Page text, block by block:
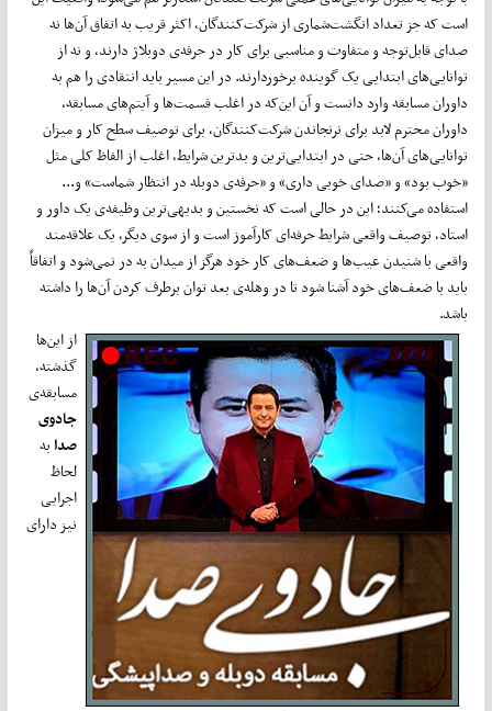
است که جز تعداد انگشت‌شماری از شرکت‌کنندگان، اکثر قریب به اتفاق آن‌ها نه
صدای قابل‌توجه و متفاوت و مناسبی برای کار در حرفه‌ی دوبلاژ دارند، و نه از
توانایی‌های ابتدایی یک گوینده برخوردارند. در این مسیر باید انتقادی را هم به
داوران مسابقه وارد دانست و آن این‌که در اغلب قسمت‌ها و آیتم‌های مسابقه،
داوران محترم لابد برای نرنجاندن شرکت‌کنندگان، برای توصیف سطح کار و میزان
توانایی‌های آن‌ها، حتی در ابتدایی‌ترین و بدترین شرایط، اغلب از الفاظ کلی مثل
«خوب بود» و «صدای خوبی داری» و «حرفه‌ی دوبله در انتظار شماست» و...
استفاده می‌کنند؛ این در حالی است که نخستین و بدیهی‌ترین وظیفه‌ی یک داور و
استاد، توصیف واقعی شرایط حرفه‌ای کارآموز است و از سوی دیگر، یک علاقه‌مند
واقعی با شنیدن عیب‌ها و ضعف‌های کار خود هرگز از میدان به در نمی‌شود و اتفاقاً
باید با ضعف‌های خود آشنا شود تا در وهله‌ی بعد توان برطرف کردن آن‌ها را داشته
باشد.
از این‌ها
گذشته،
مسابقه‌ی
جادوی
صدابه
لحاظ
اجرایی
نیز دارای